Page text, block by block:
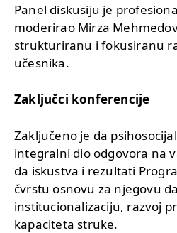
Panel diskusiju je
moderirao Mirza
strukturiranu i fokusiranu
učesnika.
Zaključci konferencije
Zaključeno je da
integralni dio odgovora na
da iskustva i rezultati
čvrstu osnovu za njegovu
institucionalizaciju, razvoj
kapaciteta struke.